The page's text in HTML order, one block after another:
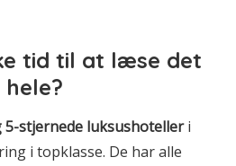
tid til at læse det
hele?
5-stjernede luksushotelleri
i topklasse. De har alle